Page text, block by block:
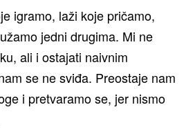
igramo, laži koje pričamo,
jedni drugima. Mi ne
ali i ostajati naivnim
se ne sviđa. Preostaje nam
i pretvaramo se, jer nismo